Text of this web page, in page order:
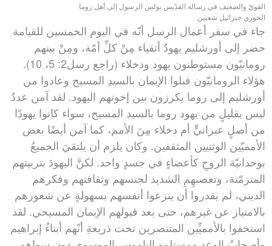
القويّ والضعيف في رسالة القدّيس بولس الرسول إلى أهل روما
الخوري جبرائيل شعنين
جاء في سفر أعمال الرسل أنّه في اليوم الخمسين للقيامة
حضر إلى أورشليم يهودٌ أتقياء مِنْ كلِّ أمّة، ومِنْ بينهم
رومانيّون مستوطنون يهود ودخلاء (راجع رسل2: 5، 10).
هؤلاء الرومانيّون قبلوا الإيمان بالسيدِ المسيح وعادوا من
أورشليم إلى روما يكرزون بين إخوتهم اليهود. لقد آمن عددٌ
ليس بقليلٍ من يهود روما بالسيد المسيح، سواء كانوا يهودًا
من أصلٍ عبرانيٍّ أم دخلاء مِنَ الأمم، كما آمن أيضًا بعض
الأمميّين الوثنيين المثقفين. وكان يلزم أن يلتقيَ الجميعُ
بوحدانيّة الروحِ كأعضاءٍ في جسدٍ واحد. لكنَّ اليهودَ بتربيتهم
المتزمّتة، وتعصبهِمِ الشديد لجنسهم وثقافتهم وفكرهم
الديني، لم يقدروا أن ينزعوا أنفسهم بسهولةٍ عن شعورهم
بالامتياز عن غيرهم، حتى بعد قبولهم الإيمان المسيحي. لقد
استخفوا بالأمميِّين المتنصرين تحت ذريعةِ أنّهم أبناءُ إبراهيم